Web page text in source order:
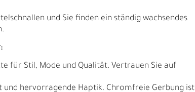
und Sie finden ein ständig wachsendes
für Stil, Mode und Qualität. Vertrauen Sie auf
und hervorragende Haptik. Chromfreie Gerbung ist